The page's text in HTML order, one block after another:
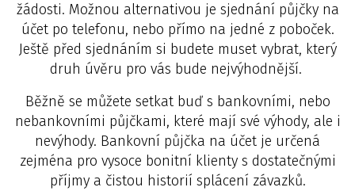
žádosti. Možnou alternativou je sjednání půjčky na
účet po telefonu, nebo přímo na jedné z poboček.
Ještě před sjednáním si budete muset vybrat, který
druh úvěru pro vás bude nejvýhodnější.
Běžně se můžete setkat buď s bankovními, nebo
nebankovními půjčkami, které mají své výhody, ale i
nevýhody. Bankovní půjčka na účet je určená
zejména pro vysoce bonitní klienty s dostatečnými
příjmy a čistou historií splácení závazků.